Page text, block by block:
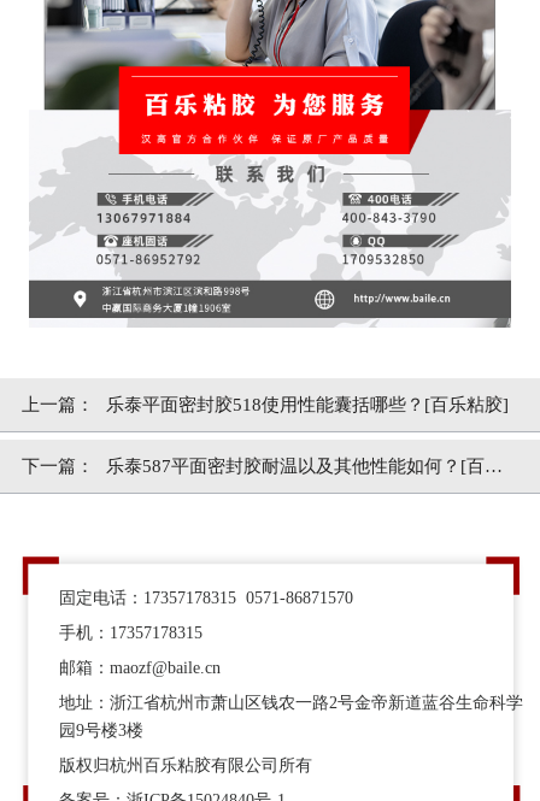
上一篇： 乐泰平面密封胶518使用性能囊括哪些？[百乐粘胶]
下一篇： 乐泰587平面密封胶耐温以及其他性能如何？[百乐
固定电话：17357178315 0571-86871570
手机：17357178315
邮箱：maozf@baile.cn
地址：浙江省杭州市萧山区钱农一路2号金帝新道蓝谷生命科学
园9号楼3楼
版权归杭州百乐粘胶有限公司所有